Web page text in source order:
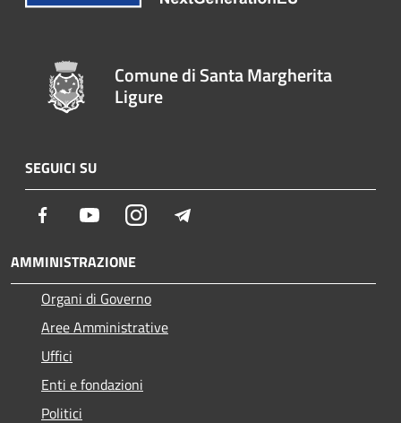
Comune di Santa Margherita
Ligure
SEGUICI SU
Facebook YoutubeInstagram
AMMINISTRAZIONE
Organi di Governo
Aree Amministrative
Uffici
Enti e fondazioni
Politici